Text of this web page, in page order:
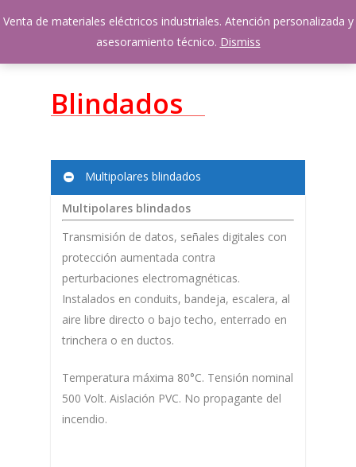
to
account
Menu
Blindados
Multipolares blindados
Multipolares blindados
Transmisión de datos, señales digitales con
protección aumentada contra
perturbaciones electromagnéticas.
Instalados en conduits, bandeja, escalera, al
aire libre directo o bajo techo, enterrado en
trinchera o en ductos.
Temperatura máxima 80°C. Tensión nominal
500 Volt. Aislación PVC. No propagante del
incendio.
Venta de materiales eléctricos industriales. Atención personalizada y
asesoramiento técnico. Dismiss